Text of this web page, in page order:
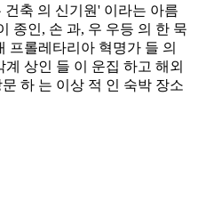
축 의 신기원' 이라는 아름
종인, 손 과, 우 우등 의 한 묵
프롤레타리아 혁명가 들 의
상인 들 이 운집 하고 해외
하 는 이상 적 인 숙박 장소